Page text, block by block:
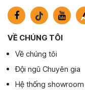
VỀ CHÚNG TÔI
Về chúng tôi
Đội ngũ Chuyên gia
Hệ thống showroom